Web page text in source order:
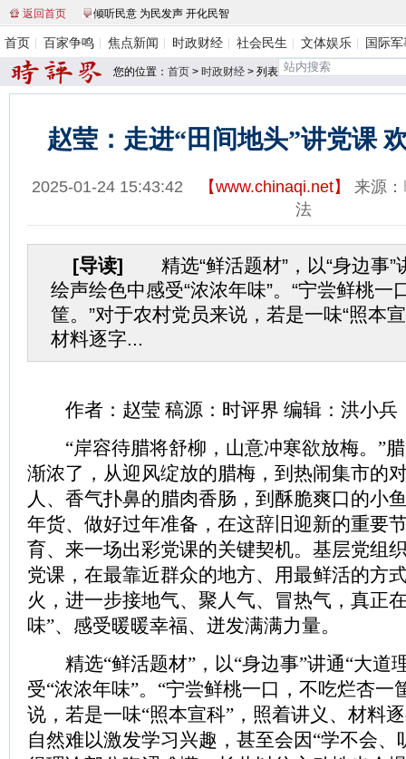
返回首页 倾听民意 为民发声 开化民智
首页 百家争鸣 焦点新闻 时政财经 社会民生 文体娱乐 国际
您的位置： 首页 > 时政财经 > 列表
赵莹：走进“田间地头”讲党课
2025-01-24 15:43:42 【www.chinaqi.net】 来源：
法
[导读] 精选“鲜活题材”，以“身边事”
绘声绘色中感受“浓浓年味”。“宁尝鲜桃一
筐。”对于农村党员来说，若是一味“照本
材料逐字...
作者：赵莹 稿源：时评界 编辑：洪小兵
“岸容待腊将舒柳，山意冲寒欲放梅。”腊
渐浓了，从迎风绽放的腊梅，到热闹集市的
人、香气扑鼻的腊肉香肠，到酥脆爽口的
年货、做好过年准备，在这辞旧迎新的重要
育、来一场出彩党课的关键契机。基层党组
党课，在最靠近群众的地方、用最鲜活的方
火，进一步接地气、聚人气、冒热气，真正
味”、感受暖暖幸福、迸发满满力量。
精选“鲜活题材”，以“身边事”讲通“大道
受“浓浓年味”。“宁尝鲜桃一口，不吃烂杏一
说，若是一味“照本宣科”，照着讲义、材料
自然难以激发学习兴趣，甚至会因“学不会、